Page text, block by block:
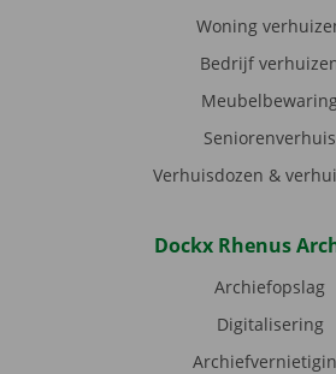
Woning
Bedrijf
Seniorenverhuis
Verhuisdozen &
Dockx Rhenus
Archiefopslag
Digitalisering